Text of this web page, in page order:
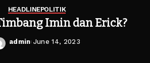
HEADLINEPOLITIK
Imin dan Erick?
Posted
admin June 14, 2023